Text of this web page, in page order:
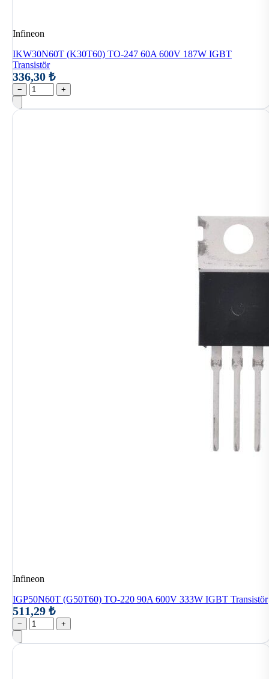
Infineon
IKW30N60T (K30T60) TO-247 60A 600V 187W IGBT
Transistör
336,30 ₺
− +
Infineon
IGP50N60T (G50T60) TO-220 90A 600V 333W IGBT Transistör
511,29 ₺
− +